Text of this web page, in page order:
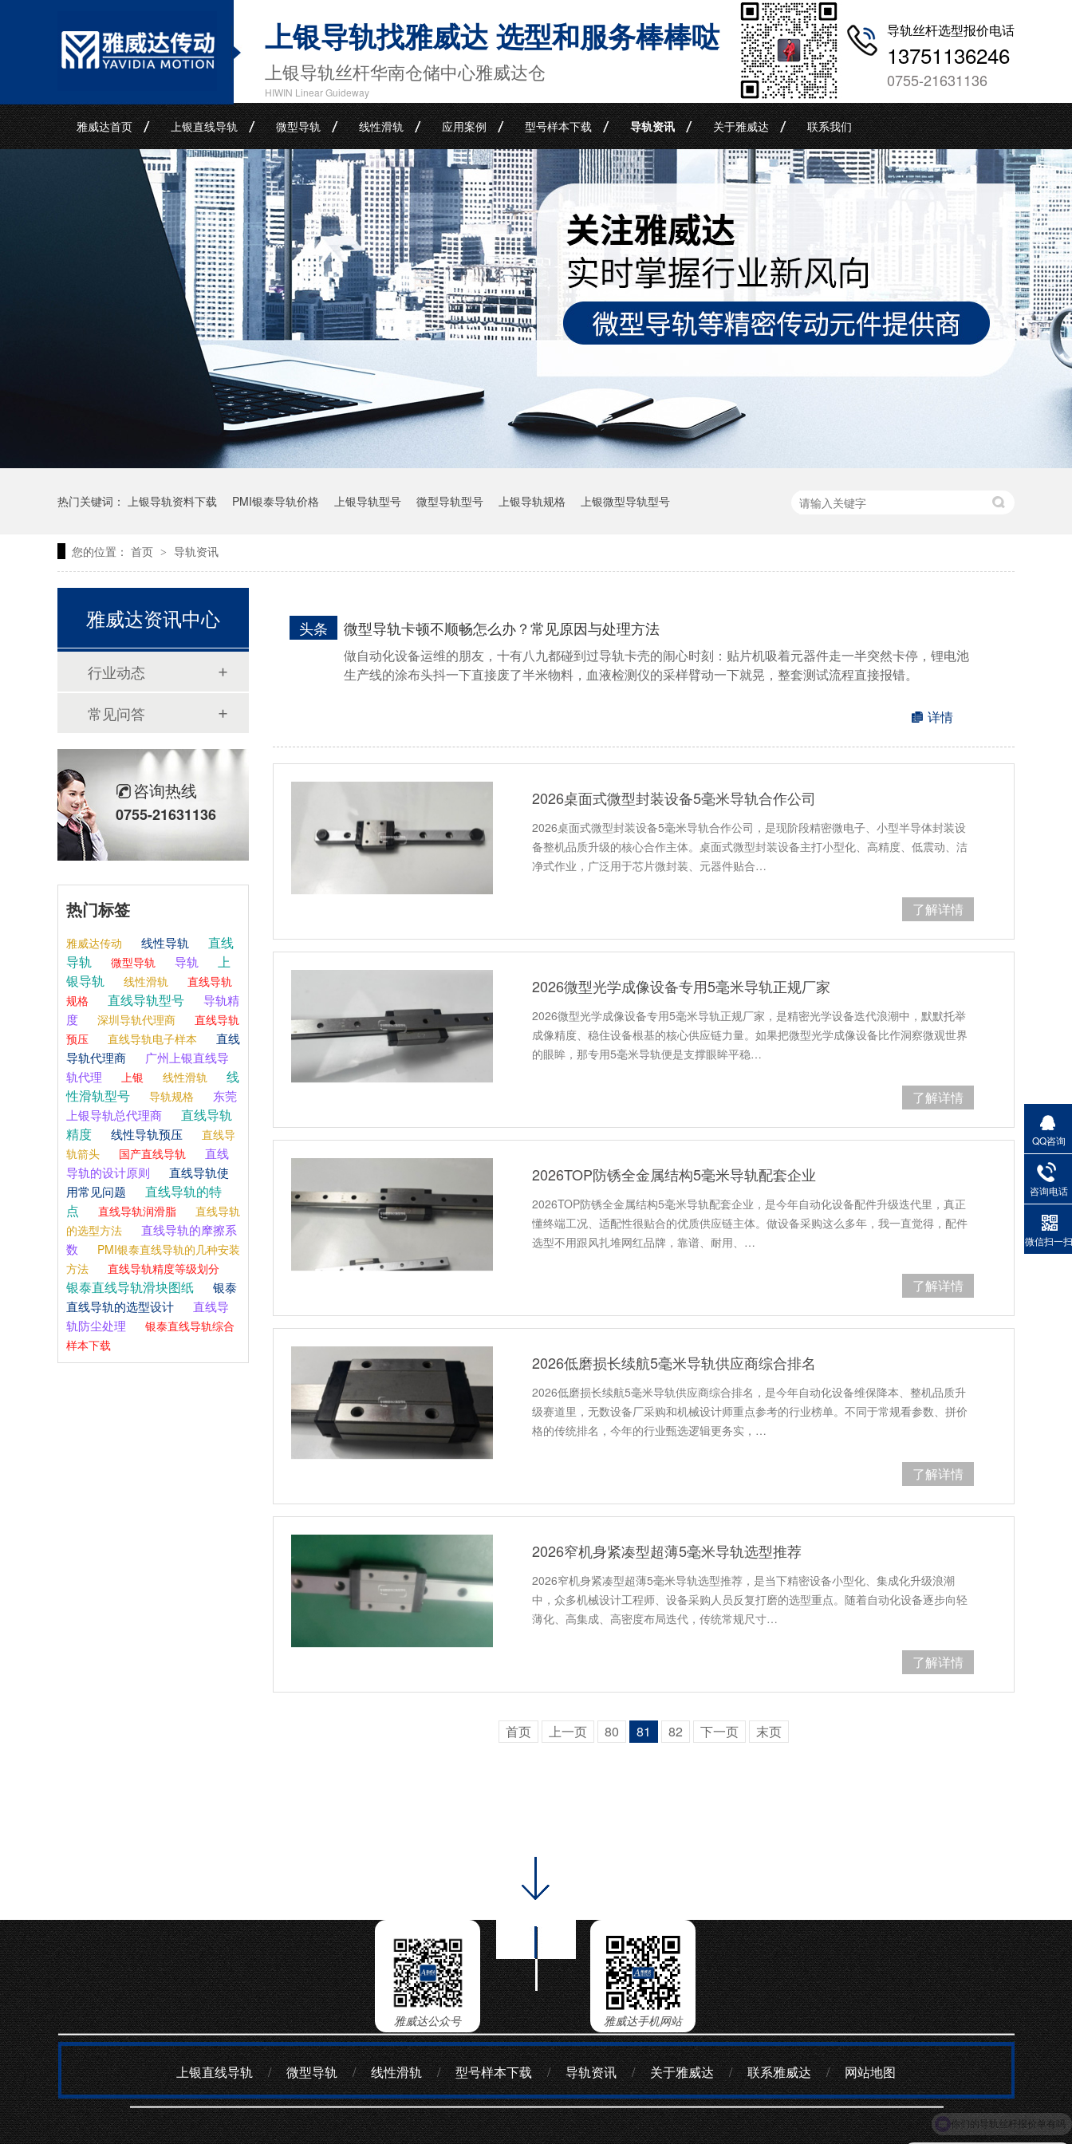
上银导轨找雅威达 选型和服务棒棒哒
上银导轨丝杆华南仓储中心雅威达仓
HIWIN Linear Guideway
导轨丝杆选型报价电话
13751136246
0755-21631136
雅威达首页 上银直线导轨 微型导轨 线性滑轨 应用案例 型号样本下载 导轨资讯 关于雅威达 联系我们
热门关键词： 上银导轨资料下载 PMI银泰导轨价格 上银导轨型号 微型导轨型号 上银导轨规格 上银微型导轨型号
您的位置： 首页 > 导轨资讯
微型导轨卡顿不顺畅怎么办？常见原因与处理方法
头条
做自动化设备运维的朋友，十有八九都碰到过导轨卡壳的闹心时刻：贴片机吸着元器件走一半突然卡停，锂电池
生产线的涂布头抖一下直接废了半米物料，血液检测仪的采样臂动一下就晃，整套测试流程直接报错。
详情
2026桌面式微型封装设备5毫米导轨合作公司
2026桌面式微型封装设备5毫米导轨合作公司，是现阶段精密微电子、小型半导体封装设
备整机品质升级的核心合作主体。桌面式微型封装设备主打小型化、高精度、低震动、洁
净式作业，广泛用于芯片微封装、元器件贴合…
了解详情
2026微型光学成像设备专用5毫米导轨正规厂家
2026微型光学成像设备专用5毫米导轨正规厂家，是精密光学设备迭代浪潮中，默默托举
成像精度、稳住设备根基的核心供应链力量。如果把微型光学成像设备比作洞察微观世界
的眼眸，那专用5毫米导轨便是支撑眼眸平稳…
了解详情
2026TOP防锈全金属结构5毫米导轨配套企业
2026TOP防锈全金属结构5毫米导轨配套企业，是今年自动化设备配件升级迭代里，真正
懂终端工况、适配性很贴合的优质供应链主体。做设备采购这么多年，我一直觉得，配件
选型不用跟风扎堆网红品牌，靠谱、耐用、…
了解详情
2026低磨损长续航5毫米导轨供应商综合排名
2026低磨损长续航5毫米导轨供应商综合排名，是今年自动化设备维保降本、整机品质升
级赛道里，无数设备厂采购和机械设计师重点参考的行业榜单。不同于常规看参数、拼价
格的传统排名，今年的行业甄选逻辑更务实，…
了解详情
2026窄机身紧凑型超薄5毫米导轨选型推荐
2026窄机身紧凑型超薄5毫米导轨选型推荐，是当下精密设备小型化、集成化升级浪潮
中，众多机械设计工程师、设备采购人员反复打磨的选型重点。随着自动化设备逐步向轻
薄化、高集成、高密度布局迭代，传统常规尺寸…
了解详情
首页 上一页 80 81 82 下一页 末页
雅威达资讯中心
行业动态
常见问答
咨询热线
0755-21631136
热门标签
雅威达传动 线性导轨
直线
导轨
微型导轨 导轨
上
银导轨
线性滑轨
直线导轨
规格
直线导轨型号
导轨精
度
深圳导轨代理商
直线导轨
预压
直线导轨电子样本
直线
导轨代理商
广州上银直线导
轨代理
上银 线性滑轨
线
性滑轨型号
导轨规格
东莞
上银导轨总代理商
直线导轨
精度
线性导轨预压
直线导
轨箭头
国产直线导轨
直线
导轨的设计原则
直线导轨使
用常见问题
直线导轨的特
点
直线导轨润滑脂
直线导轨
的选型方法
直线导轨的摩擦系
数
PMI银泰直线导轨的几种安装
方法
直线导轨精度等级划分
银泰直线导轨滑块图纸
银泰
直线导轨的选型设计
直线导
轨防尘处理
银泰直线导轨综合
样本下载
雅威达手机网站
雅威达公众号
上银直线导轨 / 微型导轨 / 线性滑轨 / 型号样本下载 / 导轨资讯 / 关于雅威达 / 联系雅威达 / 网站地图
QQ咨询
咨询电话
微信扫一扫